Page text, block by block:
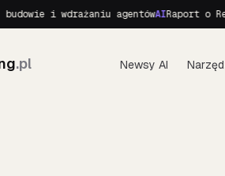
i wdrażaniu agentówAIRaport o
.pl Newsy AI